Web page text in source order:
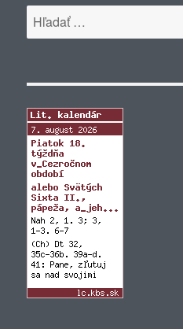
Hľadať: